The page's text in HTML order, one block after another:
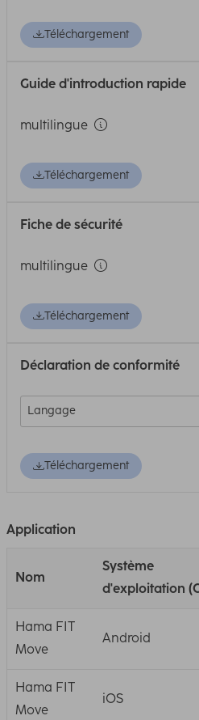
Téléchargement
Guide d'introduction rapide
multilingue
Téléchargement
Fiche de sécurité
multilingue
Téléchargement
Déclaration de conformité
Téléchargement
Application
Nom
Système
d'exploitation
Hama FIT
Move
Android
Hama FIT
Move
iOS